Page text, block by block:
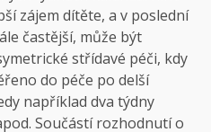
zájem dítěte, a v poslední
častější, může být
střídavé péči, kdy
do péče po delší
například dva týdny
Součástí rozhodnutí o